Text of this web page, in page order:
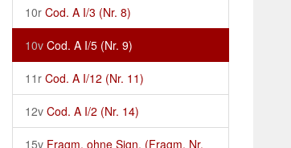
10r Cod. A I/3 (Nr. 8)
10v Cod. A I/5 (Nr. 9)
11r Cod. A I/12 (Nr. 11)
12v Cod. A I/2 (Nr. 14)
15v Fragm. ohne Sign. (Fragm. Nr.